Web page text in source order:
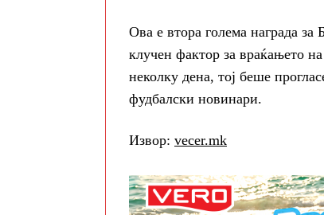
Ова е втора голема награда за
клучен фактор за враќањето
неколку дена, тој беше
фудбалски новинари.
Извор: vecer.mk